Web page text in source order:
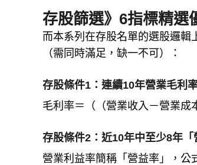
存股篩選》6指標精選
而本系列在存股名單的選股邏輯
（需同時滿足，缺一不可）：
存股條件1：連續10年營業毛利
毛利率＝（（營業收入－營業成
存股條件2：近10年中至少8年
營業利益率簡稱「營益率」，公